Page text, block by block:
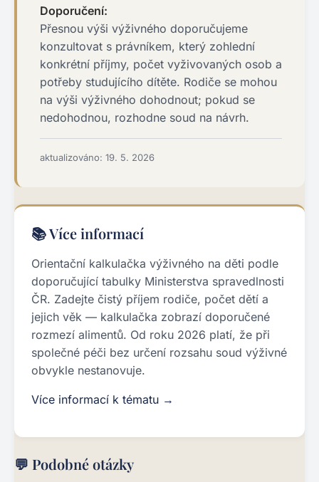
Doporučení:
Přesnou výši výživného doporučujeme
konzultovat s právníkem, který zohlední
konkrétní příjmy, počet vyživovaných osob a
potřeby studujícího dítěte. Rodiče se mohou
na výši výživného dohodnout; pokud se
nedohodnou, rozhodne soud na návrh.
aktualizováno: 19. 5. 2026
📚 Více informací
Orientační kalkulačka výživného na děti podle
doporučující tabulky Ministerstva spravedlnosti
ČR. Zadejte čistý příjem rodiče, počet dětí a
jejich věk — kalkulačka zobrazí doporučené
rozmezí alimentů. Od roku 2026 platí, že při
společné péči bez určení rozsahu soud výživné
obvykle nestanovuje.
Více informací k tématu →
💬 Podobné otázky